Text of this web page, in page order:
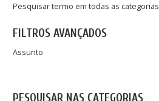
Pesquisar termo em todas as categorias
FILTROS AVANÇADOS
Assunto
PESQUISAR NAS CATEGORIAS